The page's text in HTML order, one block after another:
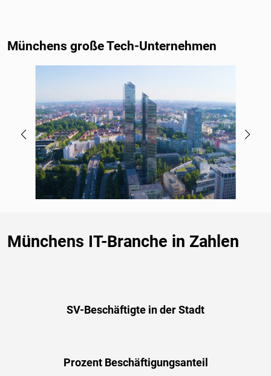
Münchens große Tech-Unternehmen
Münchens IT-Branche in Zahlen
SV-Beschäftigte in der Stadt
Prozent Beschäftigungsanteil